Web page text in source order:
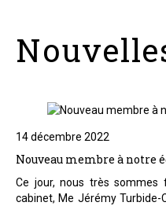
14 décembre 2022
Nouveau membre à notre
Ce jour, nous très sommes
cabinet, Me Jérémy Turbide-